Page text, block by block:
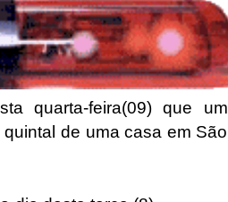
quarta-feira(09) que um
de uma casa em São